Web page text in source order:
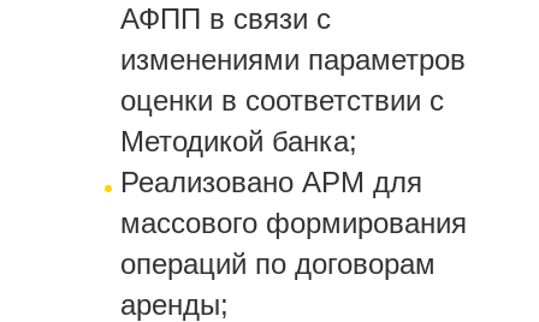
АФПП в связи с
изменениями параметров
оценки в соответствии с
Методикой банка;
Реализовано АРМ для
массового формирования
операций по договорам
аренды;